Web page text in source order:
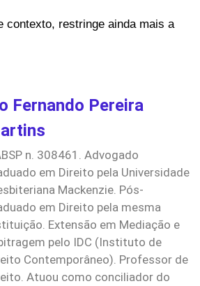
contexto, restringe ainda mais a
Fernando Pereira
n. 308461. Advogado
em Direito pela Universidade
Mackenzie. Pós-
em Direito pela mesma
Extensão em Mediação e
pelo IDC (Instituto de
Contemporâneo). Professor de
Atuou como conciliador do